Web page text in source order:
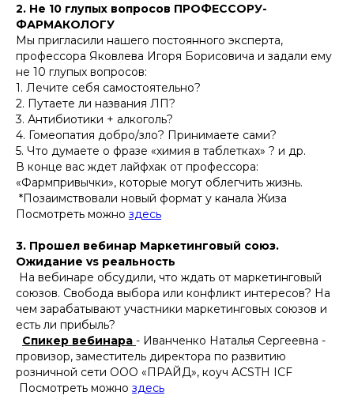
2. Не 10 глупых вопросов ПРОФЕССОРУ-
ФАРМАКОЛОГУ
Мы пригласили нашего постоянного эксперта,
профессора Яковлева Игоря Борисовича и задали ему
не 10 глупых вопросов:
1. Лечите себя самостоятельно?
2. Путаете ли названия ЛП?
3. Антибиотики + алкоголь?
4. Гомеопатия добро/зло? Принимаете сами?
5. Что думаете о фразе «химия в таблетках» ? и др.
В конце вас ждет лайфхак от профессора:
«Фармпривычки», которые могут облегчить жизнь.
*Позаимствовали новый формат у канала Жиза
Посмотреть можно здесь
3. Прошел вебинар Маркетинговый союз.
Ожидание vs реальность
На вебинаре обсудили, что ждать от маркетинговый
союзов. Свобода выбора или конфликт интересов? На
чем зарабатывают участники маркетинговых союзов и
есть ли прибыль?
Спикер вебинара - Иванченко Наталья Сергеевна -
провизор, заместитель директора по развитию
розничной сети ООО «ПРАЙД», коуч ACSTH ICF
Посмотреть можно здесь